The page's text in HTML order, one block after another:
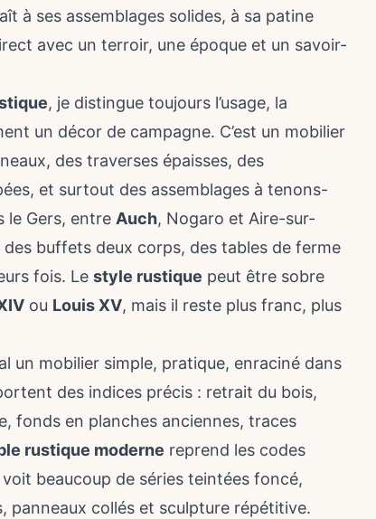
à ses assemblages solides, à sa patine
avec un terroir, une époque et un savoir-
, je distingue toujours l’usage, la
un décor de campagne. C’est un mobilier
des traverses épaisses, des
et surtout des assemblages à tenons-
le Gers, entre Auch, Nogaro et Aire-sur-
buffets deux corps, des tables de ferme
fois. Le style rustique peut être sobre
ou Louis XV, mais il reste plus franc, plus
un mobilier simple, pratique, enraciné dans
des indices précis : retrait du bois,
fonds en planches anciennes, traces
rustique moderne reprend les codes
beaucoup de séries teintées foncé,
panneaux collés et sculpture répétitive.